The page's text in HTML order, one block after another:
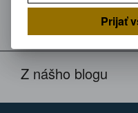
Z nášho blogu
Prijať